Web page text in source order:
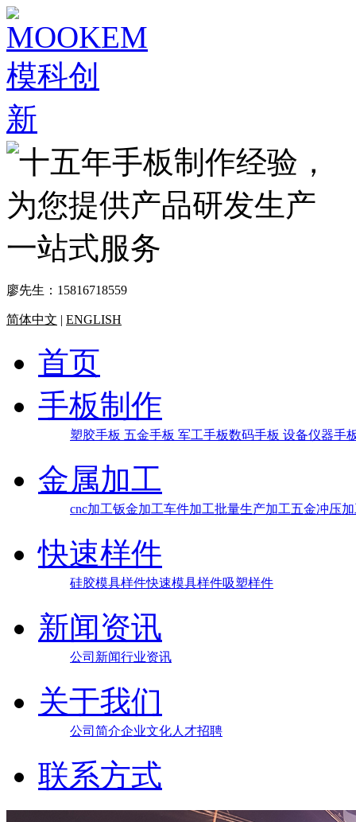
廖先生： 15816718559
简体中文 | ENGLISH
首页
手板制作
塑胶手板 五金手板 军工手板数码手板 设备仪器手
金属加工
cnc加工钣金加工车件加工批量生产加工五金冲压
快速样件
硅胶模具样件快速模具样件吸塑样件
新闻资讯
公司新闻行业资讯
关于我们
公司简介企业文化人才招聘
联系方式